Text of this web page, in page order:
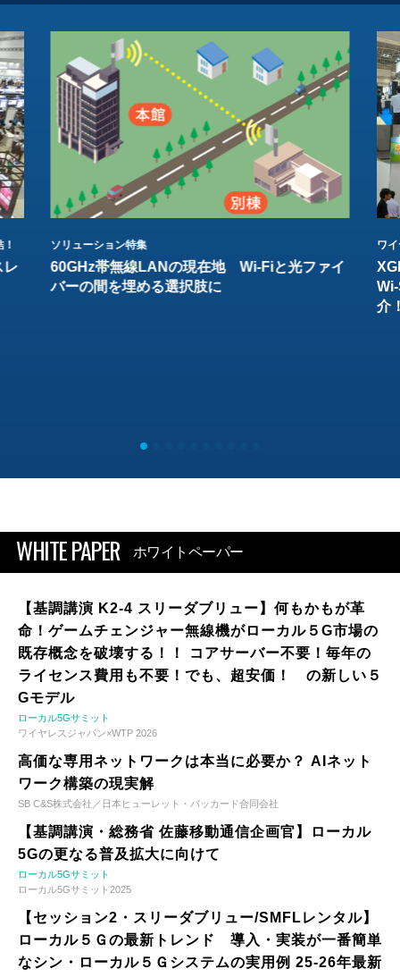
レ
ソリューション特集
60GHz帯無線LANの現在地 Wi-Fiと光ファイ
バーの間を埋める選択肢に
ワ
介
WHITE PAPER ホワイトペーパー
【基調講演 K2-4 スリーダブリュー】何もかもが革
命！ゲームチェンジャー無線機がローカル５G市場の
既存概念を破壊する！！ コアサーバー不要！毎年の
ライセンス費用も不要！でも、超安価！ の新しい５
Gモデル
ローカル5Gサミット
ワイヤレスジャパン×WTP 2026
高価な専用ネットワークは本当に必要か？ AIネット
ワーク構築の現実解
SB C&S株式会社／日本ヒューレット・パッカード合同会社
【基調講演・総務省 佐藤移動通信企画官】ローカル
5Gの更なる普及拡大に向けて
ローカル5Gサミット
ローカル5Gサミット2025
【セッション2・スリーダブリュー/SMFLレンタル】
ローカル５Ｇの最新トレンド 導入・実装が一番簡単
なシン・ローカル５Ｇシステムの実用例 25-26年最新